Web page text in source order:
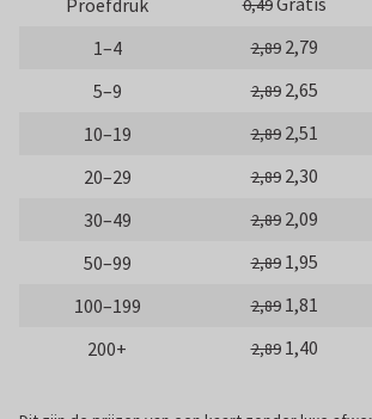
Proefdruk 0,49
1–4
2,89 2,79
5–9
2,89 2,65
10–19
2,89 2,51
20–29
2,89 2,30
30–49
2,89 2,09
50–99
2,89 1,95
100–199
2,89 1,81
200+
2,89 1,40